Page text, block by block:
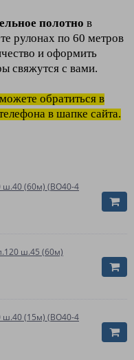
полотно в
рулонах по 60 метров
и оформить
свяжутся с вами.
обратиться в
в шапке сайта.
ш.40 (60м) (ВО40-4
ш.45 (60м)
ш.40 (15м) (ВО40-4